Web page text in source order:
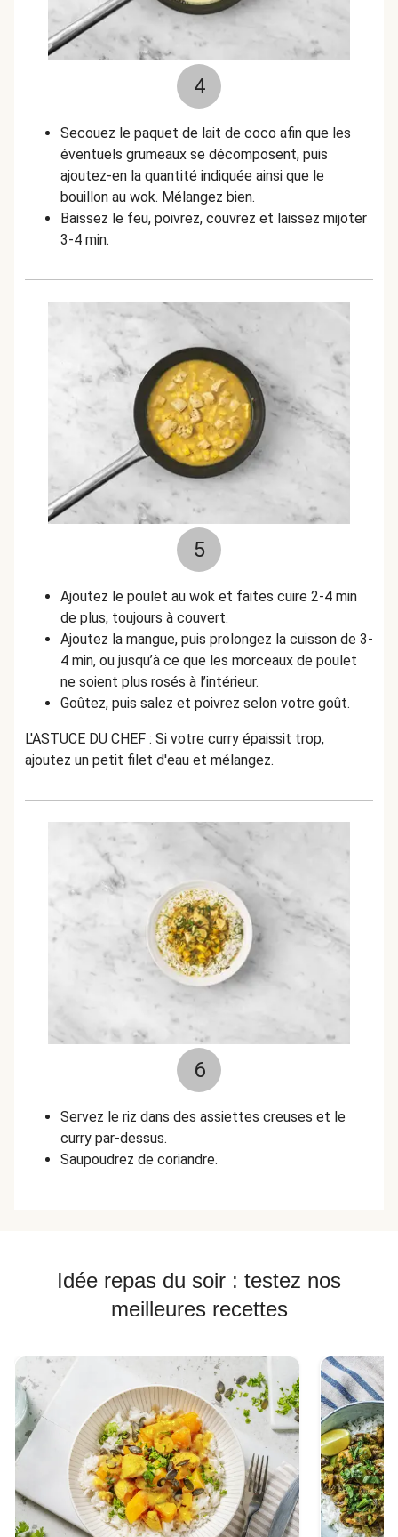
4
Secouez le paquet de lait de coco afin que les
éventuels grumeaux se décomposent, puis
ajoutez-en la quantité indiquée ainsi que le
bouillon au wok. Mélangez bien.
Baissez le feu, poivrez, couvrez et laissez mijoter
3-4 min.
5
Ajoutez le poulet au wok et faites cuire 2-4 min
de plus, toujours à couvert.
Ajoutez la mangue, puis prolongez la cuisson de 3-
4 min, ou jusqu’à ce que les morceaux de poulet
ne soient plus rosés à l’intérieur.
Goûtez, puis salez et poivrez selon votre goût.
L'ASTUCE DU CHEF : Si votre curry épaissit trop,
ajoutez un petit filet d'eau et mélangez.
6
Servez le riz dans des assiettes creuses et le
curry par-dessus.
Saupoudrez de coriandre.
Idée repas du soir : testez nos
meilleures recettes